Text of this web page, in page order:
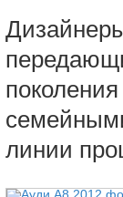
линии